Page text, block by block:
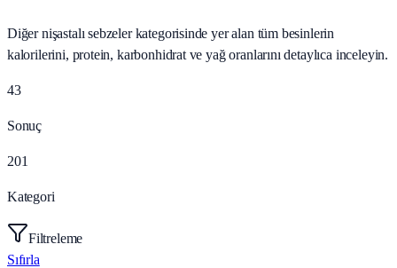
Diğer nişastalı sebzeler kategorisinde yer alan tüm besinlerin
kalorilerini, protein, karbonhidrat ve yağ oranlarını detaylıca inceleyin.
43
Sonuç
201
Kategori
Filtreleme
Sıfırla